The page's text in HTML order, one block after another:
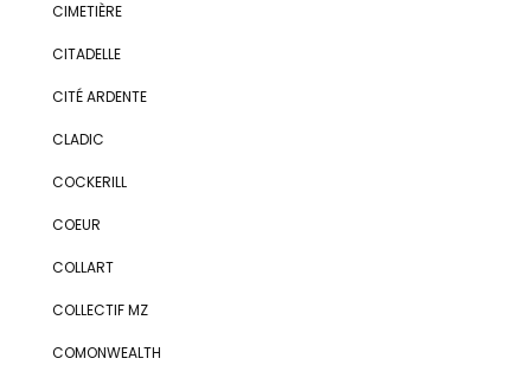
CIMETIÈRE
CITADELLE
CITÉ ARDENTE
CLADIC
COCKERILL
COEUR
COLLART
COLLECTIF MZ
COMONWEALTH